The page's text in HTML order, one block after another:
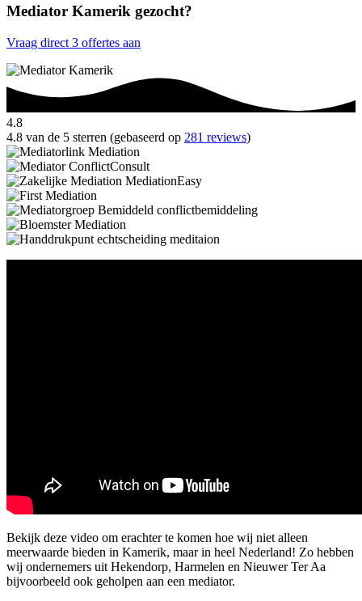
Mediator Kamerik gezocht?
Vraag direct 3 offertes aan
4.8
4.8 van de 5 sterren (gebaseerd op 281 reviews)
Bekijk deze video om erachter te komen hoe wij niet alleen
meerwaarde bieden in Kamerik, maar in heel Nederland! Zo hebben
wij ondernemers uit Hekendorp, Harmelen en Nieuwer Ter Aa
bijvoorbeeld ook geholpen aan een mediator.